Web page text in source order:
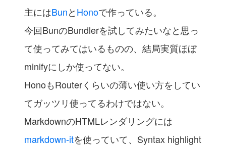
主にはBunとHonoで作っている。
今回BunのBundlerを試してみたいなと思っ
て使ってみてはいるものの、結局実質ほぼ
minifyにしか使ってない。
HonoもRouterくらいの薄い使い方をしてい
てガッツリ使ってるわけではない。
MarkdownのHTMLレンダリングには
markdown-itを使っていて、Syntax highlight